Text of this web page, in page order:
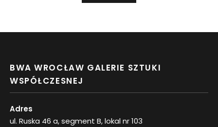
BWA WROCŁAW GALERIE SZTUKI
WSPÓŁCZESNEJ
Adres
ul. Ruska 46 a, segment B, lokal nr 103